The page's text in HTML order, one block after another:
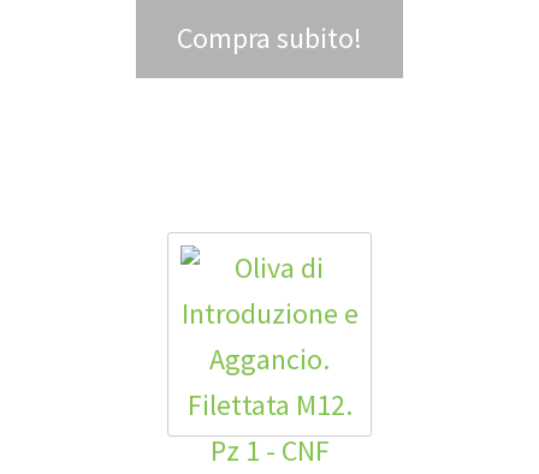
Compra subito!